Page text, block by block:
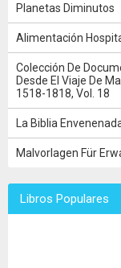
Planetas Diminutos
Alimentación
Colección De
Desde El Viaje De
1518-1818, Vol. 18
La Biblia
Malvorlagen Für
Libros Populares